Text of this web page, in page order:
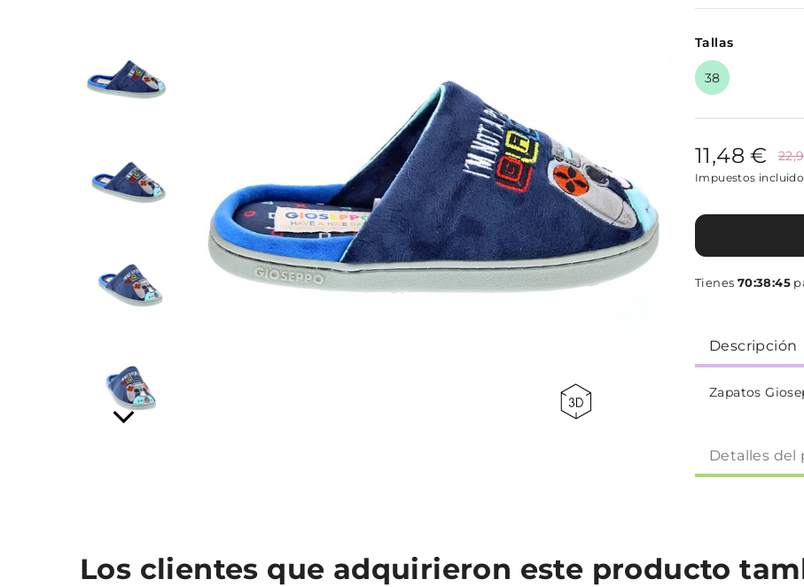
Tallas
38
11,48 €
Impuestos
Tienes 70:38:44
Descripción
Zapatos
Detalles del
Los clientes que adquirieron este producto